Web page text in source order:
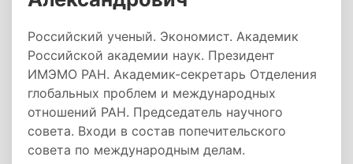
Российский ученый. Экономист. Академик
Российской академии наук. Президент
ИМЭМО РАН. Академик-секретарь Отделения
глобальных проблем и международных
отношений РАН. Председатель научного
совета. Входи в состав попечительского
совета по международным делам.